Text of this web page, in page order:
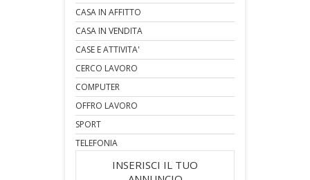
CASA IN AFFITTO
CASA IN VENDITA
CASE E ATTIVITA'
CERCO LAVORO
COMPUTER
OFFRO LAVORO
SPORT
TELEFONIA
INSERISCI IL TUO